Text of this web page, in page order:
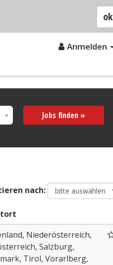
Anmelden
Jobs finden »
nach:
Niederösterreich,
Salzburg,
Tirol, Vorarlberg,
ok